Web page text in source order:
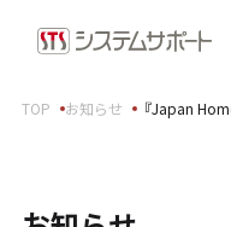
ソリューション・プロ
企業情報
拠点案内
TOP お知らせ 『Japan